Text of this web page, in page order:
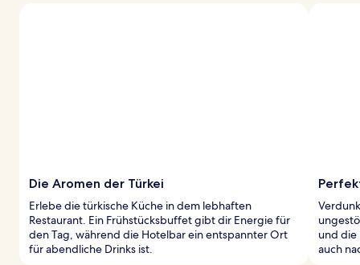
Die Aromen der Türkei
Erlebe die türkische Küche in dem lebhaften
Restaurant. Ein Frühstücksbuffet gibt dir Energie für
den Tag, während die Hotelbar ein entspannter Ort
für abendliche Drinks ist.
und die
auch